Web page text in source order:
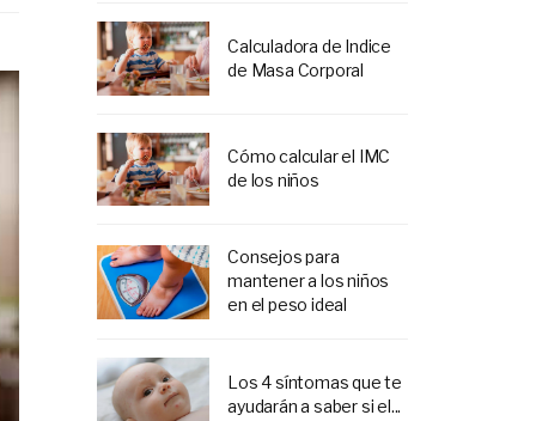
Calculadora de Indice
de Masa Corporal
Cómo calcular el IMC
de los niños
Consejos para
mantener a los niños
en el peso ideal
Los 4 síntomas que te
ayudarán a saber si el...